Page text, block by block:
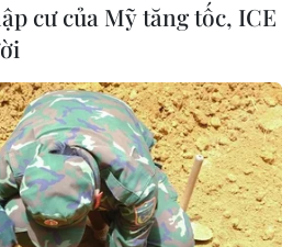
cư của Mỹ tăng tốc, ICE